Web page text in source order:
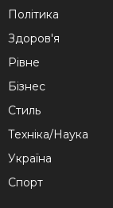
Політика
Здоров'я
Рівне
Бізнес
Стиль
Техніка/Наука
Україна
Спорт